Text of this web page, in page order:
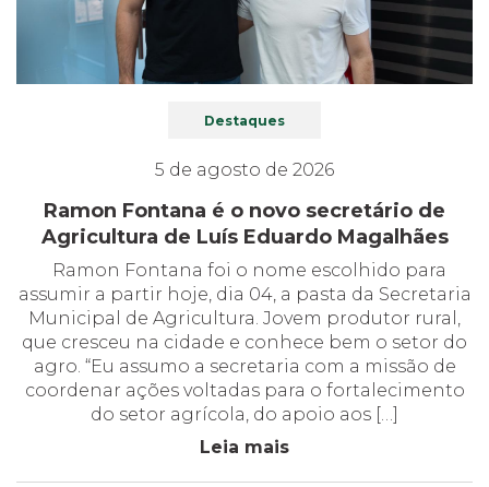
Destaques
5 de agosto de 2026
Ramon Fontana é o novo secretário de
Agricultura de Luís Eduardo Magalhães
Ramon Fontana foi o nome escolhido para
assumir a partir hoje, dia 04, a pasta da Secretaria
Municipal de Agricultura. Jovem produtor rural,
que cresceu na cidade e conhece bem o setor do
agro. “Eu assumo a secretaria com a missão de
coordenar ações voltadas para o fortalecimento
do setor agrícola, do apoio aos […]
Leia mais